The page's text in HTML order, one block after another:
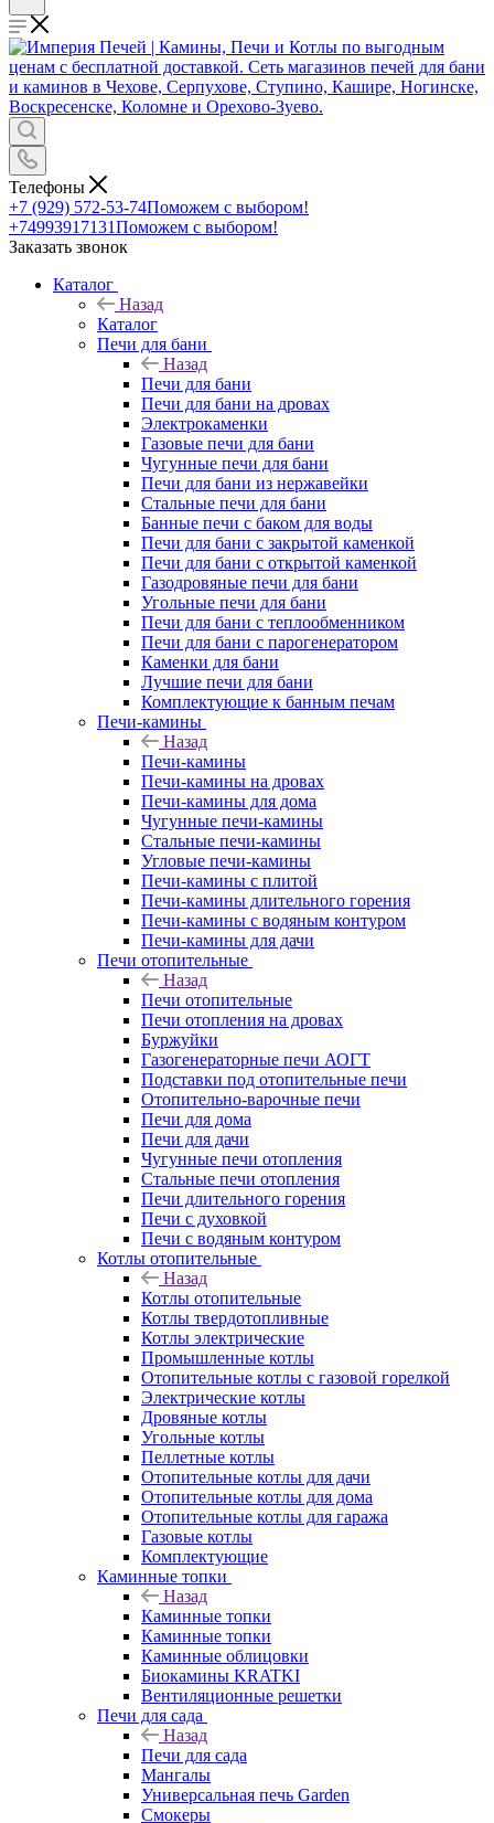
Телефоны
+7 (929) 572-53-74Поможем с выбором!
+74993917131Поможем с выбором!
Заказать звонок
Каталог
Назад
Каталог
Печи для бани
Назад
Печи для бани
Печи для бани на дровах
Электрокаменки
Газовые печи для бани
Чугунные печи для бани
Печи для бани из нержавейки
Стальные печи для бани
Банные печи с баком для воды
Печи для бани с закрытой каменкой
Печи для бани с открытой каменкой
Газодровяные печи для бани
Угольные печи для бани
Печи для бани с теплообменником
Печи для бани с парогенератором
Каменки для бани
Лучшие печи для бани
Комплектующие к банным печам
Печи-камины
Назад
Печи-камины
Печи-камины на дровах
Печи-камины для дома
Чугунные печи-камины
Стальные печи-камины
Угловые печи-камины
Печи-камины с плитой
Печи-камины длительного горения
Печи-камины с водяным контуром
Печи-камины для дачи
Печи отопительные
Назад
Печи отопительные
Печи отопления на дровах
Буржуйки
Газогенераторные печи АОГТ
Подставки под отопительные печи
Отопительно-варочные печи
Печи для дома
Печи для дачи
Чугунные печи отопления
Стальные печи отопления
Печи длительного горения
Печи с духовкой
Печи с водяным контуром
Котлы отопительные
Назад
Котлы отопительные
Котлы твердотопливные
Котлы электрические
Промышленные котлы
Отопительные котлы с газовой горелкой
Электрические котлы
Дровяные котлы
Угольные котлы
Пеллетные котлы
Отопительные котлы для дачи
Отопительные котлы для дома
Отопительные котлы для гаража
Газовые котлы
Комплектующие
Каминные топки
Назад
Каминные топки
Каминные топки
Каминные облицовки
Биокамины KRATKI
Вентиляционные решетки
Печи для сада
Назад
Печи для сада
Мангалы
Универсальная печь Garden
Смокеры